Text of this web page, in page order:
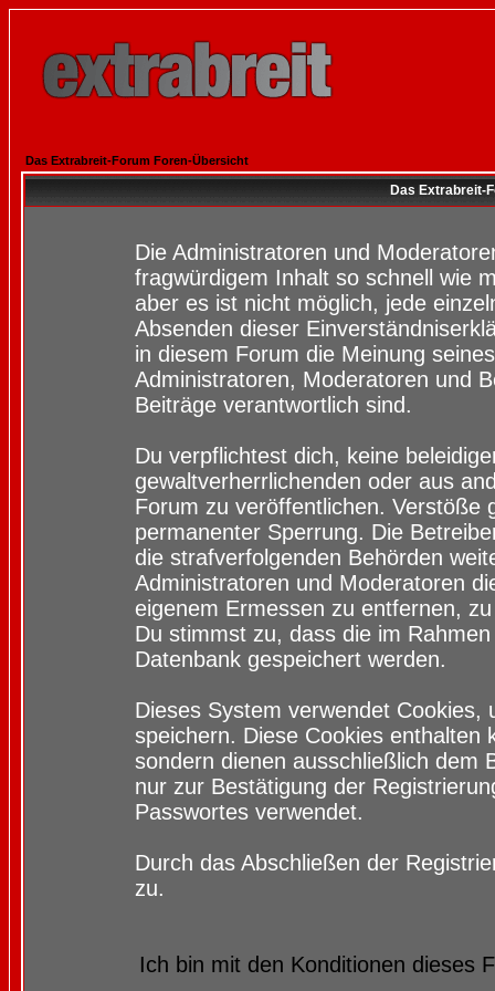
Das Extrabreit-Forum Foren-Übersicht
Das Extrabreit-
Die Administratoren und
fragwürdigem Inhalt so schnell wie
aber es ist nicht möglich, jede
Absenden dieser
in diesem Forum die Meinung
Administratoren, Moderatoren und
Beiträge verantwortlich sind.
Du verpflichtest dich, keine
gewaltverherrlichenden oder aus
Forum zu veröffentlichen. Verstöße
permanenter Sperrung. Die
die strafverfolgenden Behörden
Administratoren und Moderatoren
eigenem Ermessen zu entfernen,
Du stimmst zu, dass die im
Datenbank gespeichert werden.
Dieses System verwendet
speichern. Diese Cookies enthalten
sondern dienen ausschließlich dem
nur zur Bestätigung der
Passwortes verwendet.
Durch das Abschließen der
zu.
Ich bin mit den Konditionen dieses